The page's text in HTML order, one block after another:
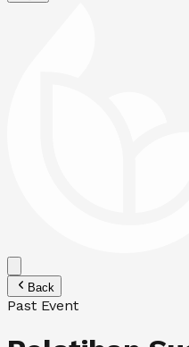
Back
Past Event